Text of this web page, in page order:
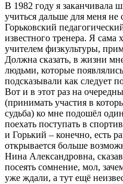
В 1982 году я заканчивала
учиться дальше для меня
Горьковский
известного тренера. Я сама
учителем физкультуры,
Должна сказать, в жизни
людьми, которые
подсказывали как следует
Вот и в этот раз на
(принимать участия в
судьба) ко мне подошёл
поехать поступать в
и Горький – конечно, есть
открывается больше
Нина Александровна,
посеять сомнение, мол,
уже ждали, а тут ещё